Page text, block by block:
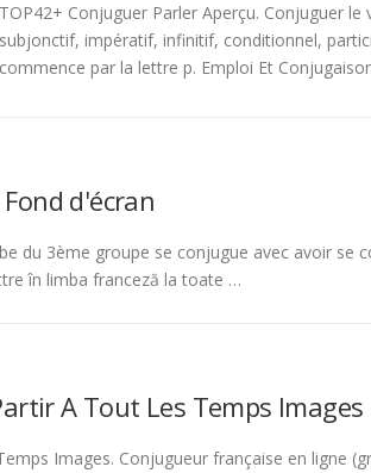
TOP42+ Conjuguer Parler Aperçu. Conjuguer le
subjonctif, impératif, infinitif, conditionnel,
commence par la lettre p. Emploi Et
d'écran
du 3ème groupe se conjugue avec avoir se
în limba franceză la toate …
A Tout Les Temps Images
Images. Conjugueur française en ligne